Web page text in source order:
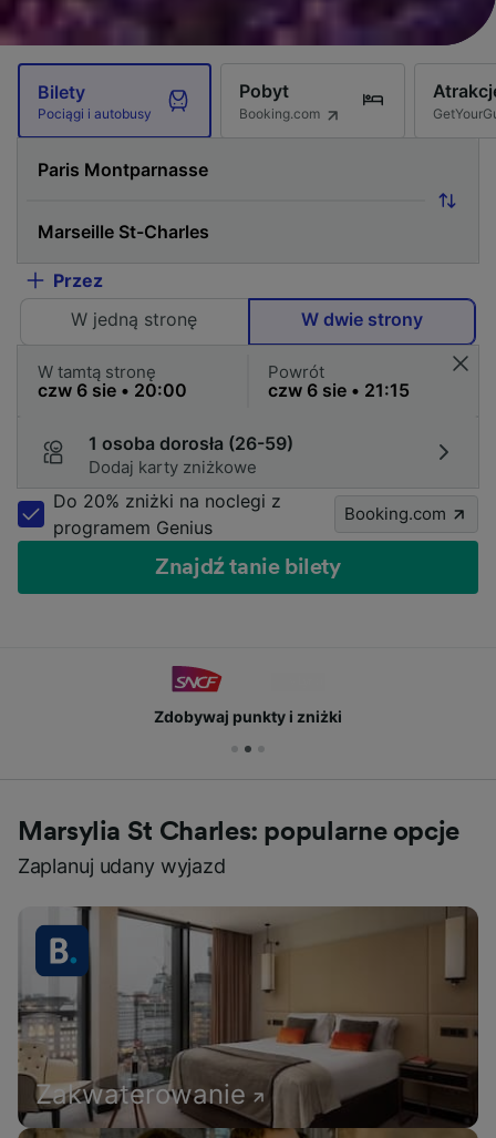
Bilety
Pociągi i autobusy
Pobyt
Booking.com
Przez
W jedną stronę
W dwie strony
W tamtą stronę Powrót
1 osoba dorosła (26-59)
Dodaj karty zniżkowe
Do 20% zniżki na noclegi z
programem Genius
Booking.com
Znajdź tanie bilety
Zdobywaj punkty i zniżki
Marsylia St Charles: popularne opcje
Zaplanuj udany wyjazd
Zakwaterowanie